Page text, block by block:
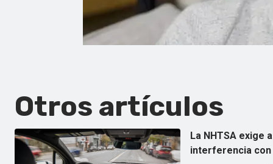
Otros artículos
La NHTSA exige
interferencia con